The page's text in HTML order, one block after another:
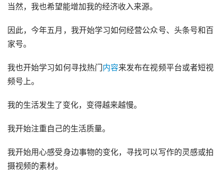
当然，我也希望能增加我的经济收入来源。
因此，今年五月，我开始学习如何经营公众号、头条号和百
家号。
我也开始学习如何寻找热门内容来发布在视频平台或者短视
频号上。
我的生活发生了变化，变得越来越慢。
我开始注重自己的生活质量。
我开始用心感受身边事物的变化，寻找可以写作的灵感或拍
摄视频的素材。